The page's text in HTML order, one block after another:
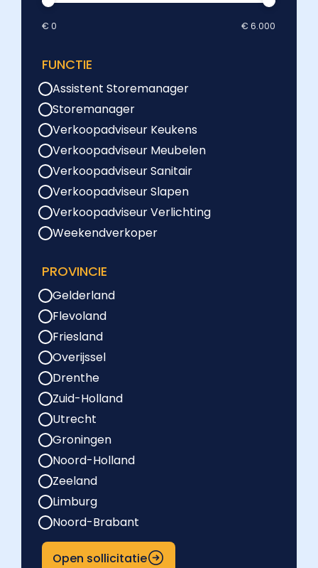
€ 0 € 6.000
FUNCTIE
Assistent Storemanager
Storemanager
Verkoopadviseur Keukens
Verkoopadviseur Meubelen
Verkoopadviseur Sanitair
Verkoopadviseur Slapen
Verkoopadviseur Verlichting
Weekendverkoper
PROVINCIE
Gelderland
Flevoland
Friesland
Overijssel
Drenthe
Zuid-Holland
Utrecht
Groningen
Noord-Holland
Zeeland
Limburg
Noord-Brabant
Open sollicitatie